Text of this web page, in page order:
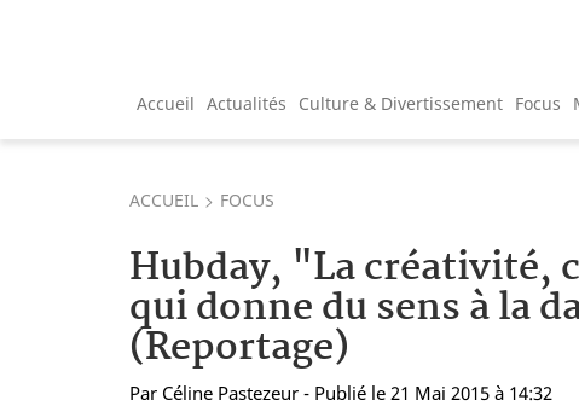
Accueil Actualités Culture & Divertissement Focus
ACCUEIL FOCUS
Hubday, "La créativité,
qui donne du sens à la
(Reportage)
Par Céline Pastezeur - Publié le 21 Mai 2015 à 14:32